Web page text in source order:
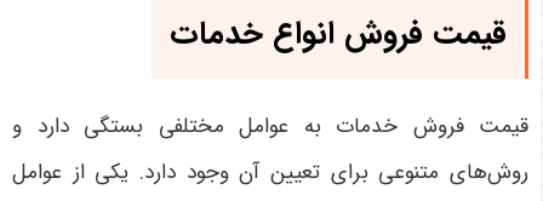
قیمت فروش انواع خدمات
قیمت فروش خدمات به عوامل مختلفی بستگی دارد و
روش‌های متنوعی برای تعیین آن وجود دارد. یکی از عوامل